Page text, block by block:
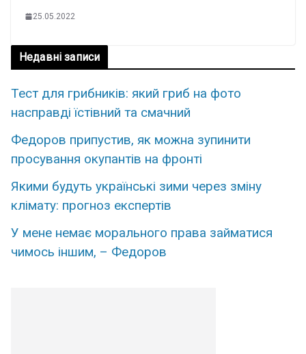
25.05.2022
Недавні записи
Тест для грибників: який гриб на фото
насправді їстівний та смачний
Федоров припустив, як можна зупинити
просування окупантів на фронті
Якими будуть українські зими через зміну
клімату: прогноз експертів
У мене немає морального права займатися
чимось іншим, – Федоров